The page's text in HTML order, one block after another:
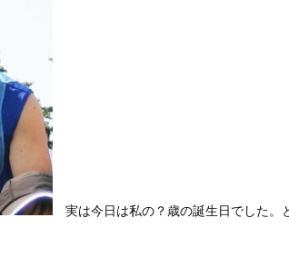
実は今日は私の？歳の誕生日でした。